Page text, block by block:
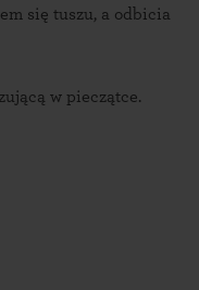
się tuszu, a odbicia
w pieczątce.